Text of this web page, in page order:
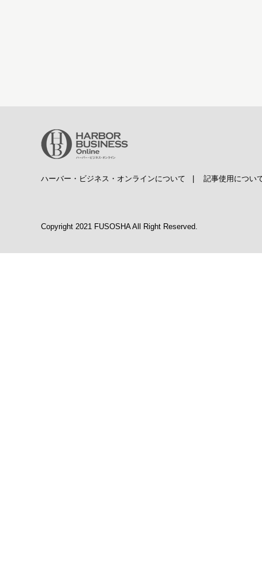
ハーバー・ビジネス・オンラインについて | 記事使用につい
Copyright 2021 FUSOSHA All Right Reserved.